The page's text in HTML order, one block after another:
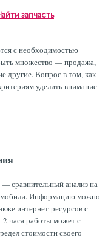
с необходимостью
множество — продажа,
другие. Вопрос в том, как
уделить внимание
сравнительный анализ на
Информацию можно
интернет-ресурсов с
2 часа работы может с
стоимости своего